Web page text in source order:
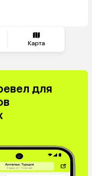
Карта
для